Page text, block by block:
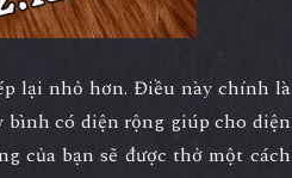
lại nhỏ hơn. Điều này chính là
bình có diện rộng giúp cho diện
của bạn sẽ được thở một cách